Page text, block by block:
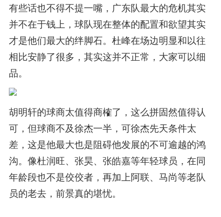
有些话也不得不提一嘴，广东队最大的危机其实
并不在于钱上，球队现在整体的配置和欲望其实
才是他们最大的绊脚石。杜峰在场边明显和以往
相比安静了很多，其实这并不正常，大家可以细
品。
胡明轩的球商太值得商榷了，这么拼固然值得认
可，但球商不及徐杰一半，可徐杰先天条件太
差，这是他最大也是阻碍他发展的不可逾越的鸿
沟。像杜润旺、张昊、张皓嘉等年轻球员，在同
年龄段也不是佼佼者，再加上阿联、马尚等老队
员的老去，前景真的堪忧。